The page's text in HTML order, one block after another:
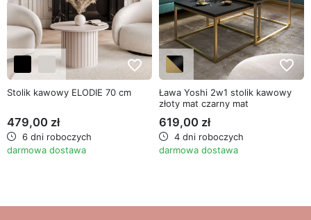
favorite_border
Stolik kawowy ELODIE 70 cm
479,00 zł
6 dni roboczych
darmowa dostawa
favorite_border
Ława Yoshi 2w1 stolik kawowy
złoty mat czarny mat
619,00 zł
4 dni roboczych
darmowa dostawa